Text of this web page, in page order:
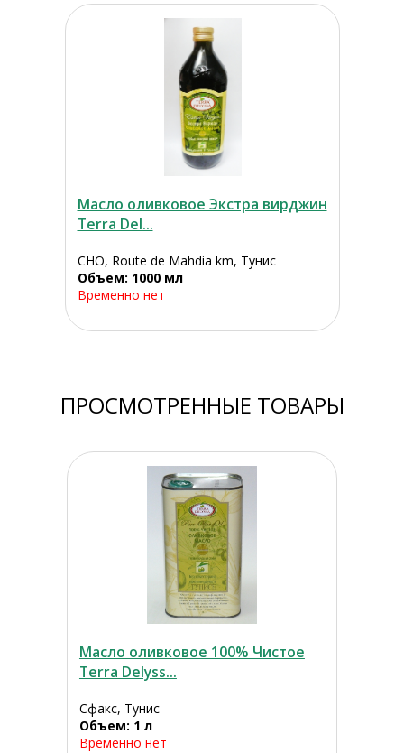
Масло оливковое Экстра вирджин
Terra Del...
CHO, Route de Mahdia km, Тунис
Объем: 1000 мл
Временно нет
ПРОСМОТРЕННЫЕ ТОВАРЫ
Масло оливковое 100% Чистое
Terra Delyss...
Сфакс, Тунис
Объем: 1 л
Временно нет